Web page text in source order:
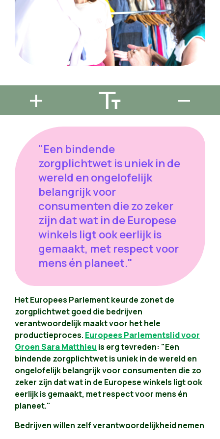
"Een bindende
zorgplichtwet is uniek in de
wereld en ongelofelijk
belangrijk voor
consumenten die zo zeker
zijn dat wat in de Europese
winkels ligt ook eerlijk is
gemaakt, met respect voor
mens én planeet."
Het Europees Parlement keurde zonet de
zorgplichtwet goed die bedrijven
verantwoordelijk maakt voor het hele
productieproces. Europees Parlementslid voor
Groen Sara Matthieu is erg tevreden: "Een
bindende zorgplichtwet is uniek in de wereld en
ongelofelijk belangrijk voor consumenten die zo
zeker zijn dat wat in de Europese winkels ligt ook
eerlijk is gemaakt, met respect voor mens én
planeet."
Bedrijven willen zelf verantwoordelijkheid nemen